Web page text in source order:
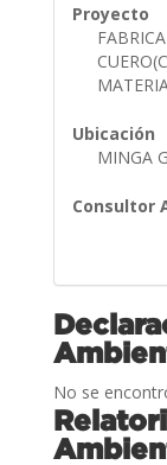
Proyecto
Ubicación
MINGA
Consultor
No se